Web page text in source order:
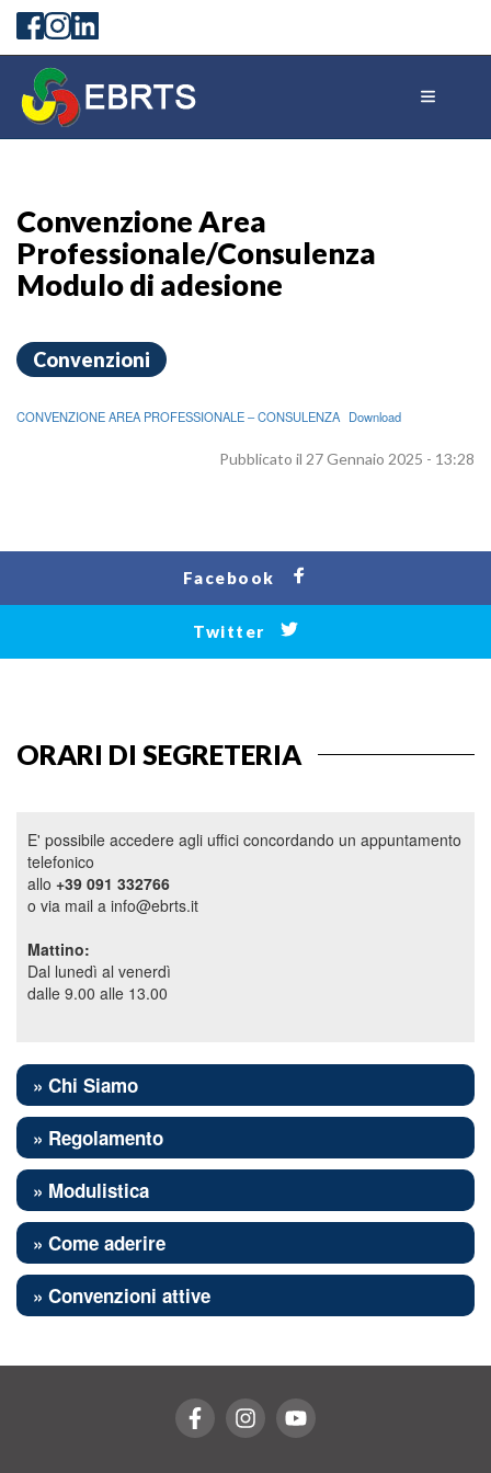
Convenzione Area
Professionale/Consulenza
Modulo di adesione
Convenzioni
CONVENZIONE AREA PROFESSIONALE – CONSULENZA Download
Pubblicato il 27 Gennaio 2025 - 13:28
Facebook
Twitter
ORARI DI SEGRETERIA
E' possibile accedere agli uffici concordando un appuntamento
telefonico
allo +39 091 332766
o via mail a info@ebrts.it
Mattino:
Dal lunedì al venerdì
dalle 9.00 alle 13.00
» Chi Siamo
» Regolamento
» Modulistica
» Come aderire
» Convenzioni attive